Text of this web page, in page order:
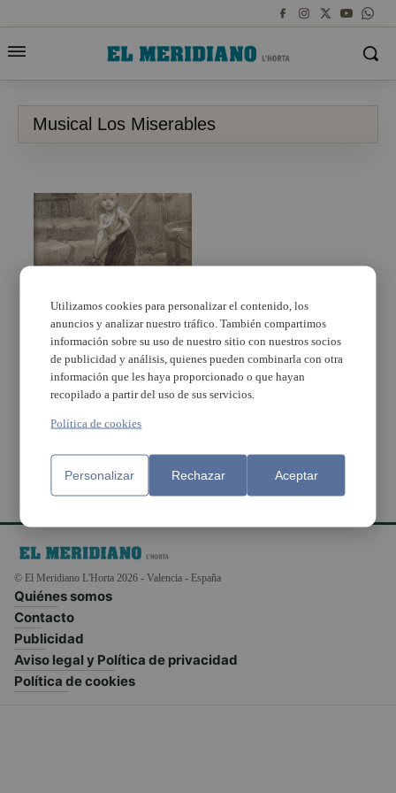
Musical Los Miserables
La Agrupación Musical
Los Silos busca
cantantes amateurs
para la puesta en
escena de «Los
Miserables»
© El Meridiano L'Horta 2026 - Valencia - España
Quiénes somos
Contacto
Publicidad
Aviso legal y Política de privacidad
Política de cookies
Utilizamos cookies para personalizar el contenido, los
anuncios y analizar nuestro tráfico. También compartimos
información sobre su uso de nuestro sitio con nuestros socios
de publicidad y análisis, quienes pueden combinarla con otra
información que les haya proporcionado o que hayan
recopilado a partir del uso de sus servicios.
Política de cookies
Personalizar Rechazar Aceptar